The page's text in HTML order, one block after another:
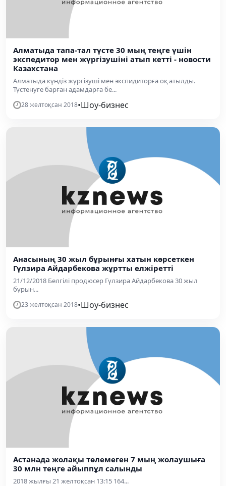
Алматыда тапа-тал түсте 30 мың теңге үшін
экспедитор мен жүргізушіні атып кетті - новости
Казахстана
Алматыда күндіз жүргізуші мен экспидиторға оқ атылды.
Түстенуге барған адамдарға бе...
28 желтоқсан 2018•Шоу-бизнес
Анасының 30 жыл бұрынғы хатын көрсеткен
Гүлзира Айдарбекова жұртты елжіретті
21/12/2018 Белгілі продюсер Гүлзира Айдарбекова 30 жыл
бұрын...
23 желтоқсан 2018•Шоу-бизнес
Астанада жолақы төлемеген 7 мың жолаушыға
30 млн теңге айыппұл салынды
2018 жылғы 21 желтоқсан 13:15 164...